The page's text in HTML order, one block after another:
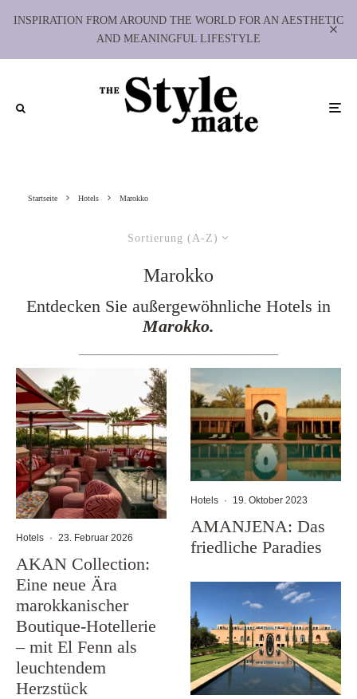
INSPIRATION FROM AROUND THE WORLD FOR AN AESTHETIC
AND MEANINGFUL LIFESTYLE
Startseite Hotels Marokko
Sortierung (A-Z)
Marokko
Entdecken Sie außergewöhnliche Hotels in
Marokko.
Hotels · 23. Februar 2026
AKAN Collection:
Eine neue Ära
marokkanischer
Boutique-Hotellerie
– mit El Fenn als
leuchtendem
Herzstück
Hotels · 19. Oktober 2023
AMANJENA: Das
friedliche Paradies